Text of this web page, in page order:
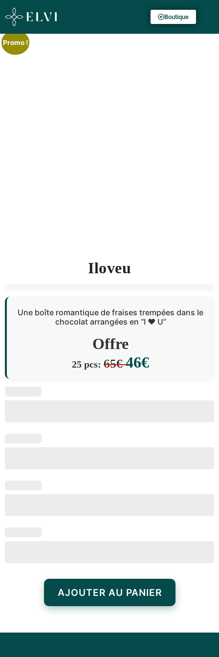
Boutique
Promo !
Iloveu
Une boîte romantique de fraises trempées dans le
chocolat arrangées en “I ❤️ U”
Offre
25 pcs: 65€46€
AJOUTER AU PANIER